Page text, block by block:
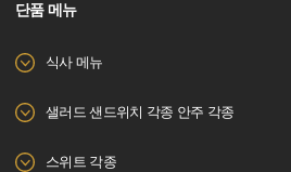
단품 메뉴
식사 메뉴
샐러드 샌드위치 각종 안주 각종
스위트 각종